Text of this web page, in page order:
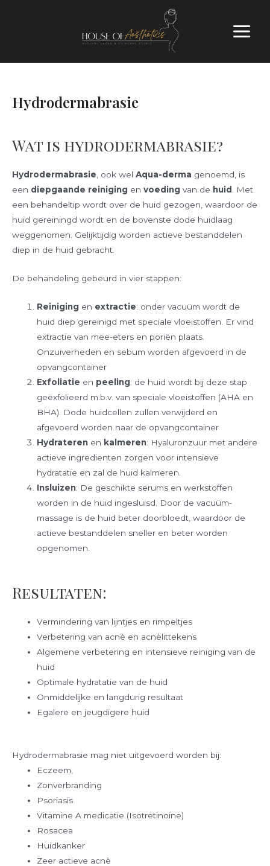
Hydrodermabrasie
Wat is hydrodermabrasie?
Hydrodermabrasie , ook wel Aqua-derma genoemd, is
een diepgaande reiniging en voeding van de huid
. Met
een behandeltip wordt over de huid gezogen, waardoor de
huid gereiningd wordt en de bovenste dode huidlaag
weggenomen. Gelijktijdig worden actieve bestanddelen
diep in de huid gebracht.
De behandeling gebeurd in vier stappen:
Reiniging en extractie: onder vacuüm wordt de
huid diep gereinigd met speciale vloeistoffen. Er vind
extractie van mee-eters en poriën plaats.
Onzuiverheden en sebum worden afgevoerd in de
opvangcontainer
Exfoliatie en peeling: de huid wordt bij deze stap
geëxfolieerd m.b.v. van speciale vloeistoffen (AHA en
BHA). Dode huidcellen zullen verwijderd en
afgevoerd worden naar de opvangcontainer
Hydrateren en kalmeren: Hyaluronzuur met andere
actieve ingredienten zorgen voor intensieve
hydratatie en zal de huid kalmeren.
Insluizen: De geschikte serums en werkstoffen
worden in de huid ingesluisd. Door de vacuüm-
massage is de huid beter doorbloedt, waardoor de
actieve bestanddelen sneller en beter worden
opgenomen.
Resultaten:
Vermindering van lijntjes en rimpeltjes
Verbetering van acnè en acnèlittekens
Algemene verbetering en intensieve reiniging van de
huid
Optimale hydratatie van de huid
Onmiddelijke en langdurig resultaat
Egalere en jeugdigere huid
Hydrodermabrasie mag niet uitgevoerd worden bij:
Eczeem,
Zonverbranding
Psoriasis
Vitamine A medicatie (Isotretinoine)
Rosacea
Huidkanker
Zeer actieve acnè